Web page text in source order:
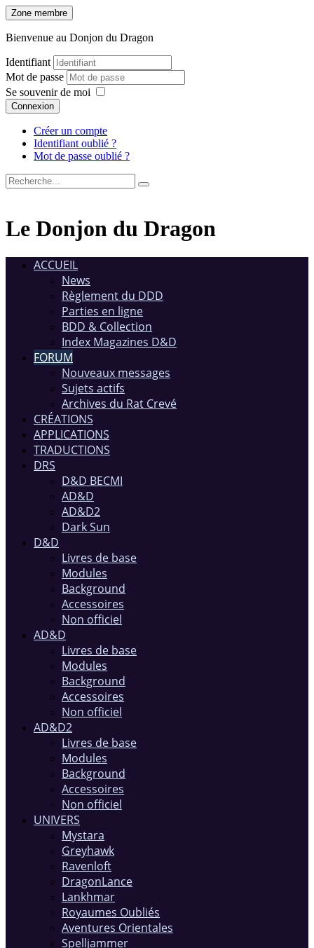
Zone membre
Bienvenue au Donjon du Dragon
Identifiant
Mot de passe
Se souvenir de moi
Connexion
Créer un compte
Identifiant oublié ?
Mot de passe oublié ?
Le Donjon du Dragon
ACCUEIL
News
Règlement du DDD
Parties en ligne
BDD & Collection
Index Magazines D&D
FORUM
Nouveaux messages
Sujets actifs
Archives du Rat Crevé
CRÉATIONS
APPLICATIONS
TRADUCTIONS
DRS
D&D BECMI
AD&D
AD&D2
Dark Sun
D&D
Livres de base
Modules
Background
Accessoires
Non officiel
AD&D
Livres de base
Modules
Background
Accessoires
Non officiel
AD&D2
Livres de base
Modules
Background
Accessoires
Non officiel
UNIVERS
Mystara
Greyhawk
Ravenloft
DragonLance
Lankhmar
Royaumes Oubliés
Aventures Orientales
Spelljammer